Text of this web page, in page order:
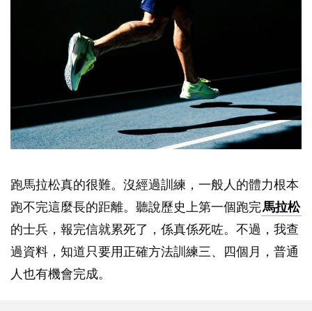
跑馬拉松真的很難。沒經過訓練，一般人的體力根本
跑不完這麼長的距離。聽說歷史上第一個跑完馬拉松
的士兵，報完信就累死了，係真係死咗。不過，我查
過資料，知道只要用正確方法訓練三、四個月，普通
人也有機會完成。